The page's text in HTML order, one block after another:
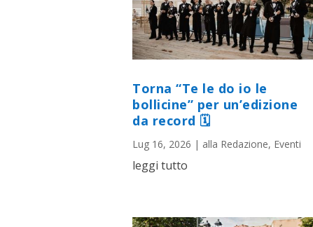
Torna “Te le do io le
bollicine” per un’edizione
da record 🗓
Lug 16, 2026 | alla Redazione, Eventi
leggi tutto